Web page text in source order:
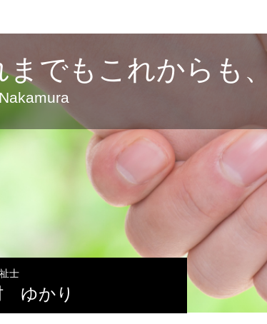
までもこれからも
士
ゆかり